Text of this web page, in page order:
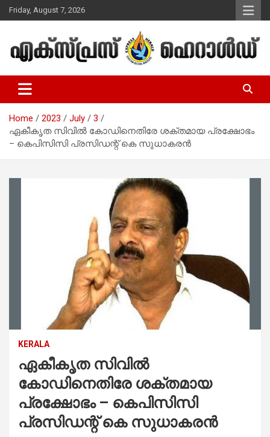
Skip
to
Friday, August 7, 2026
Express Herald – Malayalam
Christian News
Home 2023 July
3
ഏകീകൃത സിവില്‍ കോഡിനെതിരേ ശക്തമായ പ്രക്ഷോഭം
– കെപിസിസി പ്രസിഡന്റ് കെ സുധാകരന്‍
KERALA
ഏകീകൃത സിവില്‍
കോഡിനെതിരേ ശക്തമായ
പ്രക്ഷോഭം – കെപിസിസി
പ്രസിഡന്റ് കെ സുധാകരന്‍